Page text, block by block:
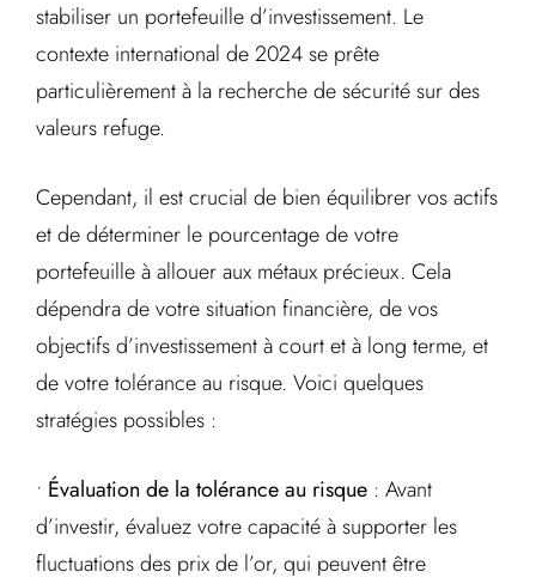
stabiliser un portefeuille d’investissement. Le
contexte international de 2024 se prête
particulièrement à la recherche de sécurité sur des
valeurs refuge.
Cependant, il est crucial de bien équilibrer vos actifs
et de déterminer le pourcentage de votre
portefeuille à allouer aux métaux précieux. Cela
dépendra de votre situation financière, de vos
objectifs d’investissement à court et à long terme, et
de votre tolérance au risque. Voici quelques
stratégies possibles :
• Évaluation de la tolérance au risque : Avant
d’investir, évaluez votre capacité à supporter les
fluctuations des prix de l’or, qui peuvent être